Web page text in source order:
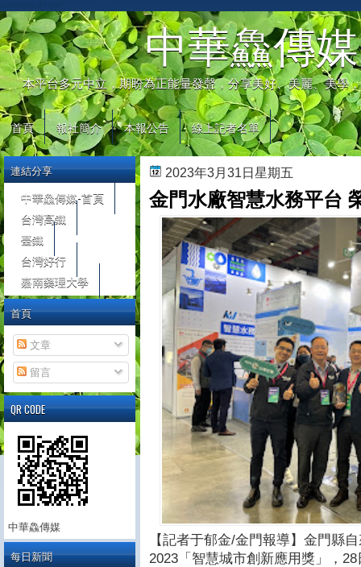
中華鱻傳媒
本平台多元中立，期盼為正能量發聲，分享美好、美麗、美學
首頁 報社簡介 本報公告 線上記者名單
2023年3月31日星期五
金門水廠智慧水務平台
【記者于郁金/金門報導】金門縣
2023「智慧城市創新應用獎」，
連結分享
中華鱻傳媒-首頁
台灣高鐵
臺鐵
台灣好行
嘉南藥理大學
首頁
文章
留言
QR CODE
中華鱻傳媒
每日新聞